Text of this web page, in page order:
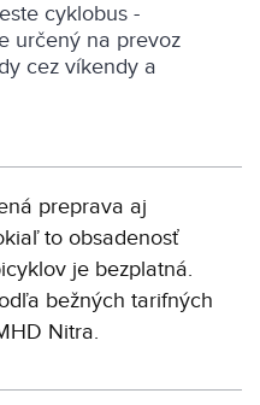
cyklobus -
určený na prevoz
cez víkendy a
preprava aj
to obsadenosť
je bezplatná.
bežných tarifných
Nitra.